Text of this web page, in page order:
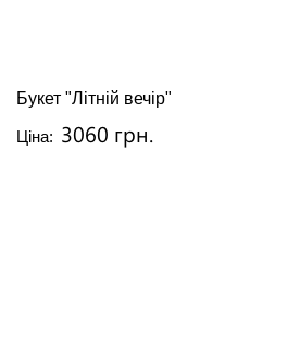
Букет "Літній вечір"
Ціна: 3060 грн.